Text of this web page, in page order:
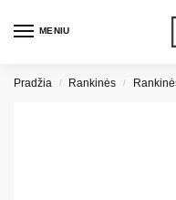
MENIU
Pradžia / Rankinės /